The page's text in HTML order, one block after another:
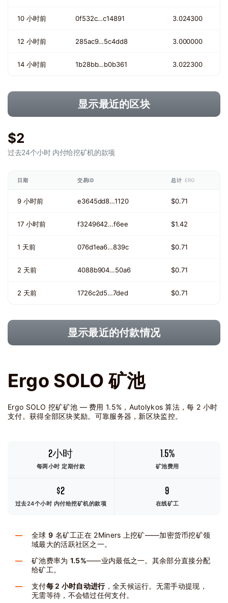
10 小时前 0f532c…c14891 3.024300
12 小时前 285ac9…5c4dd8 3.000000
14 小时前 1b28bb…b0b361 3.022300
显示最近的区块
$2
过去24个小时 内付给挖矿机的款项
日期 交易ID 总计 ERG
9 小时前 e3645dd8…1120 $0.71
17 小时前 f3249642…f6ee $1.42
1 天前 076d1ea6…839c $0.71
2 天前 4088b904…50a6 $0.71
2 天前 1726c2d5…7ded $0.71
显示最近的付款情况
Ergo SOLO 矿池
Ergo SOLO 挖矿矿池 — 费用 1.5%，Autolykos 算法，每 2 小时
支付。获得全部区块奖励。可靠服务器，新区块监控。
2小时
每两小时 定期付款
1.5%
矿池费用
$2
过去24个小时 内付给挖矿机的款项
9
在线矿工
全球 9 名矿工正在 2Miners 上挖矿——加密货币挖矿领
域最大的活跃社区之一。
矿池费率为 1.5%——业内最低之一。其余部分直接分配
给矿工。
支付每 2 小时自动进行，全天候运行。无需手动提现，
无需等待，不会错过任何支付。